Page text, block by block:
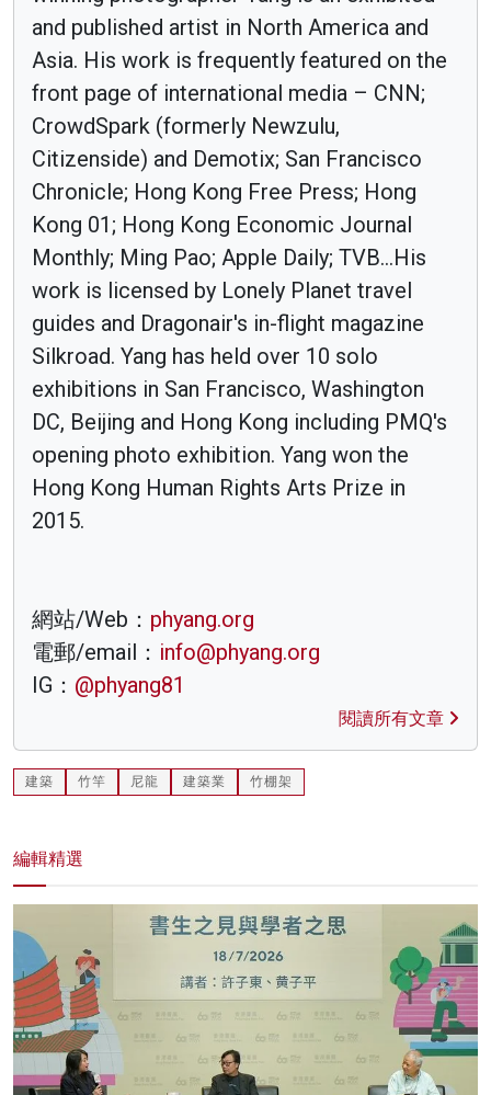
and published artist in North America and
Asia. His work is frequently featured on the
front page of international media – CNN;
CrowdSpark (formerly Newzulu,
Citizenside) and Demotix; San Francisco
Chronicle; Hong Kong Free Press; Hong
Kong 01; Hong Kong Economic Journal
Monthly; Ming Pao; Apple Daily; TVB...His
work is licensed by Lonely Planet travel
guides and Dragonair's in-flight magazine
Silkroad. Yang has held over 10 solo
exhibitions in San Francisco, Washington
DC, Beijing and Hong Kong including PMQ's
opening photo exhibition. Yang won the
Hong Kong Human Rights Arts Prize in
2015.
網站/Web： phyang.org
電郵/email： info@phyang.org
IG： @phyang81
閱讀所有文章
建築 竹竿 尼龍 建築業 竹棚架
編輯精選